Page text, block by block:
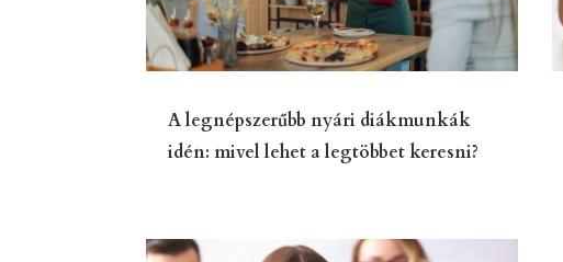
A legnépszerűbb nyári diákmunkák
idén: mivel lehet a legtöbbet keresni?